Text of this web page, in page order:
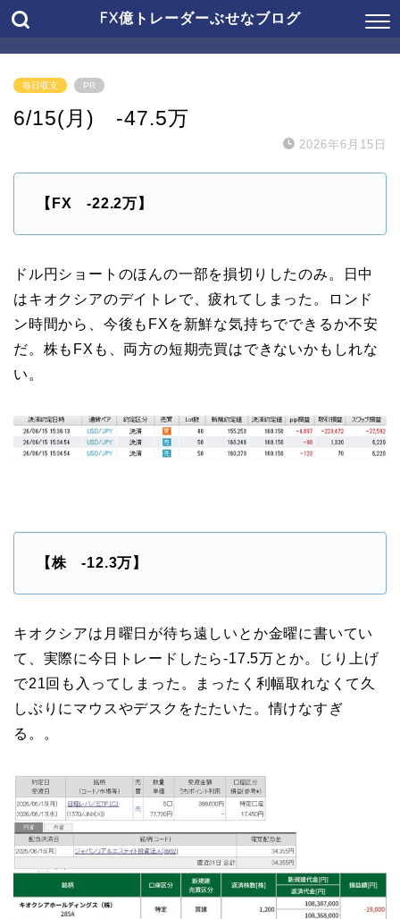
FX億トレーダーぶせなブログ
毎日収支 PR
6/15(月) -47.5万
2026年6月15日
【FX -22.2万 】
ドル円ショートのほんの一部を損切りしたのみ。日中
はキオクシアのデイトレで、疲れてしまった。ロンド
ン時間から、今後もFXを新鮮な気持ちでできるか不安
だ。株もFXも、両方の短期売買はできないかもしれな
い。
【株 -12.3万 】
キオクシアは月曜日が待ち遠しいとか金曜に書いてい
て、実際に今日トレードしたら-17.5万とか。じり上げ
で21回も入ってしまった。まったく利幅取れなくて久
しぶりにマウスやデスクをたたいた。情けなすぎ
る。。